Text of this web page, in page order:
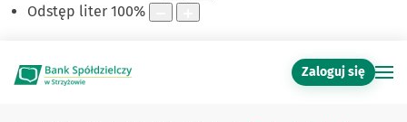
Odstęp liter 100%
Zaloguj się